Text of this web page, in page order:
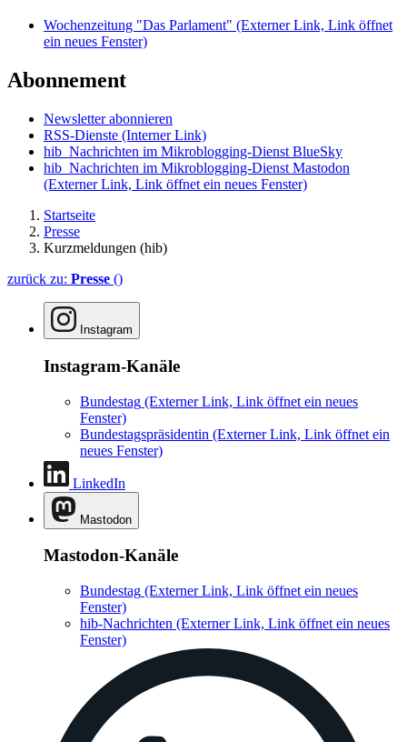
Wochenzeitung "Das Parlament" (Externer Link, Link öffnet
ein neues Fenster)
Abonnement
Newsletter abonnieren
RSS-Dienste (Interner Link)
hib_Nachrichten im Mikroblogging-Dienst BlueSky
hib_Nachrichten im Mikroblogging-Dienst Mastodon
(Externer Link, Link öffnet ein neues Fenster)
Startseite
Presse
Kurzmeldungen (hib)
zurück zu: Presse ()
Instagram
Instagram-Kanäle
Bundestag (Externer Link, Link öffnet ein neues
Fenster)
Bundestagspräsidentin (Externer Link, Link öffnet ein
neues Fenster)
LinkedIn
Mastodon
Mastodon-Kanäle
Bundestag (Externer Link, Link öffnet ein neues
Fenster)
hib-Nachrichten (Externer Link, Link öffnet ein neues
Fenster)